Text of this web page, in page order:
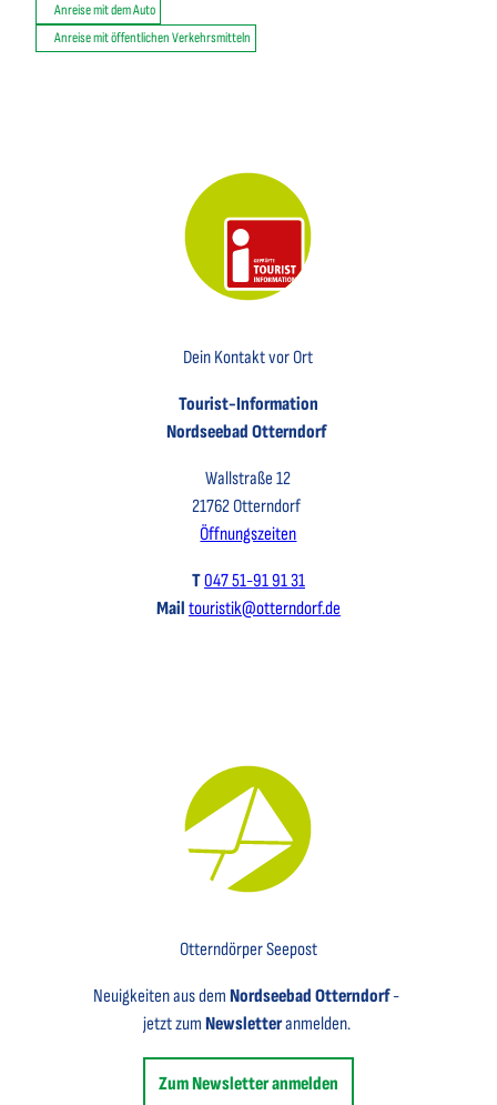
Anreise mit dem Auto
Anreise mit öffentlichen Verkehrsmitteln
Dein Kontakt vor Ort
Tourist-Information
Nordseebad Otterndorf
Wallstraße 12
21762 Otterndorf
Öffnungszeiten
T047 51-91 91 31
Mail touristik@otterndorf.de
Otterndörper Seepost
Neuigkeiten aus demNordseebad Otterndorf-
jetzt zum Newsletteranmelden.
Zum Newsletter anmelden